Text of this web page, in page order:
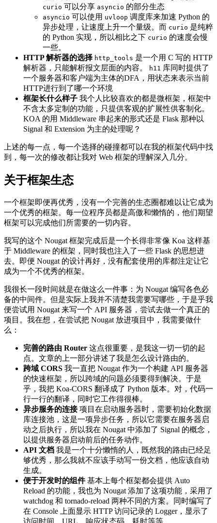
curio 可以分享 asyncio 的部分生态
asyncio 可以使用 uvloop 调度库来加速 Python 的
异步处理，让速度上升一个量级。而 curio 是纯粹
的 Python 实现，所以相比之下 curio 的速度会慢
一些。
HTTP 解析器的选择 http_tools 是一个用 C 写的 HTTP
解析器，只能解析报文层面的内容。
h11 库同时提供了
一个服务器和客户端为主体的DFA，用状态来表示当前
HTTP进行到了哪一个环境
框架长什么样子 我个人比较喜欢的都是微框架，框架中
不含太多定制的功能，只提供客观的扩展性供客制化。
KOA 的用 Middleware 串起来的形式还是 Flask 那种以
Signal 和 Extension 为主的处理呢？
上述的每一点，每一个选择的碰撞都可以在我的框架代码中找
到，每一次的修改都让我对 Web 框架的理解深入几分。
关于框架生态
一个框架即便再优秀，没有一个完善的生态圈都难以让它成为
一个优秀的框架。每一位程序员都是高傲和懒惰的，他们期望
框架可以完成他们所需要的一切内容。
我写的这个 Nougat 框架完成后是一个长得非常像 Koa 这样基
于 Middleware 的框架，同时我也注入了一些 Flask 的思想进
去。即便 Nougat 的设计再好，没有配套使用的库都注定让它
成为一个不优秀的框架。
我很长一段时间就是在做这么一件事：为 Nougat 编写各色必
备的中间件。但是实际上我并不清楚我需要写哪些，于是乎我
便尝试用 Nougat 来写一个 API 服务器，尝试去做一个真正的
项目。我在想，在尝试把 Nougat 放进项目中，我需要做什
么：
完善的路由 Router 这点很重要，是我这一切一切的起
点。文章的上一部分讲述了我是怎么设计路由的。
跨域 CORS 我一直把 Nougat 作为一个构建 API 服务器
的快速框架，所以跨域的问题必须要得到解决。于是
乎，我把 Koa-CORS 翻译成了 Python 版本。对，代码一
行一行的翻译，同时它工作得很棒。
异步服务的连接项目在启动服务器时，需要初始化数据
库连接池，这是一项异步任务，所以它需要在服务器启
动之后执行，所以我在 Nougat 中添加了 Signal 的概念，
以提供服务器启动前后的任务动作。
API 文档 我是一个十分懒惰的人，既然我的路由已经足
够优秀，那么我就不应该手动写一份文档，他应该自动
生成。
便于开发时的组件基本上每个框架都会提供 Auto
Reload 的功能，我也为 Nougat 添加了这项功能，采用了
watchdog 和 tornado-reload 两种不同的方案。同时编写了
在 Console 上面显示 HTTP 访问记录的 Logger，显示了
访问时间，URL，响应状态码，耗时等等。